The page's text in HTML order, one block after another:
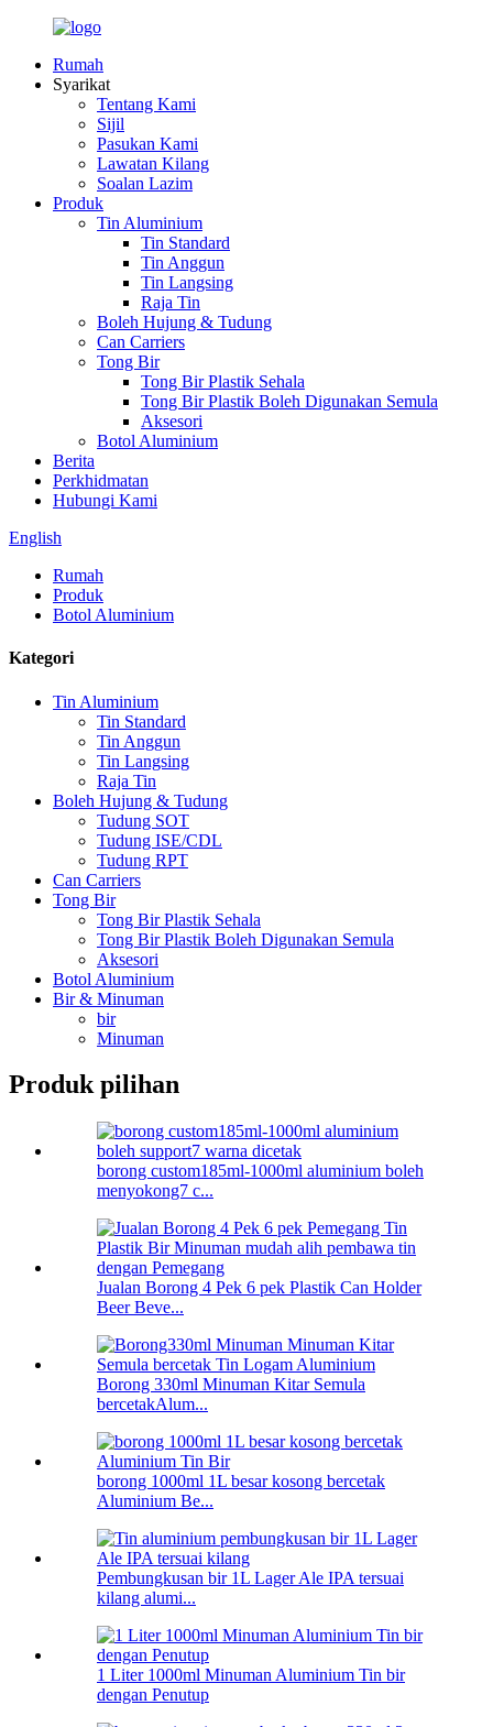
Rumah
Syarikat
Tentang Kami
Sijil
Pasukan Kami
Lawatan Kilang
Soalan Lazim
Produk
Tin Aluminium
Tin Standard
Tin Anggun
Tin Langsing
Raja Tin
Boleh Hujung & Tudung
Can Carriers
Tong Bir
Tong Bir Plastik Sehala
Tong Bir Plastik Boleh Digunakan Semula
Aksesori
Botol Aluminium
Berita
Perkhidmatan
Hubungi Kami
English
Rumah
Produk
Botol Aluminium
Kategori
Tin Aluminium
Tin Standard
Tin Anggun
Tin Langsing
Raja Tin
Boleh Hujung & Tudung
Tudung SOT
Tudung ISE/CDL
Tudung RPT
Can Carriers
Tong Bir
Tong Bir Plastik Sehala
Tong Bir Plastik Boleh Digunakan Semula
Aksesori
Botol Aluminium
Bir & Minuman
bir
Minuman
Produk pilihan
borong custom185ml-1000ml aluminium boleh
menyokong7 c...
Jualan Borong 4 Pek 6 pek Plastik Can Holder
Beer Beve...
Borong 330ml Minuman Kitar Semula
bercetakAlum...
borong 1000ml 1L besar kosong bercetak
Aluminium Be...
Pembungkusan bir 1L Lager Ale IPA tersuai
kilang alumi...
1 Liter 1000ml Minuman Aluminium Tin bir
dengan Penutup